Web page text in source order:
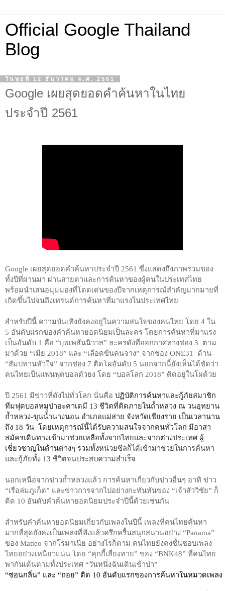
Official Google Thailand
Blog
วันพุธที่ 12 ธันวาคม พ.ศ. 2561
Google เผยสุดยอดคำค้นหาในไทย
ประจำปี 2561
Google เผยสุดยอดคำค้นหาประจำปี 2561 ซึ่งแสดงถึงภาพรวมของ
ทั้งปีที่ผ่านมา ผ่านสายตาและการค้นหาของผู้คนในประเทศไทย
พร้อมนำเสนอมุมมองที่โดดเด่นของปีจากเหตุการณ์สำคัญมากมายที่
เกิดขึ้นไปจนถึงเทรนด์การค้นหาที่มาแรงในประเทศไทย
สำหรับปีนี้ ความบันเทิงยังคงอยู่ในความสนใจของคนไทย โดย 4 ใน
5 อันดับแรกของคำค้นหายอดนิยมเป็นละคร โดยการค้นหาที่มาแรง
เป็นอันดับ 1 คือ “บุพเพสันนิวาส” ละครดังที่ออกกาศทางช่อง 3  ตาม
มาด้วย “เมีย 2018” และ “เลือดข้นคนจาง” จากช่อง ONE31  ด้าน
“สัมปทานหัวใจ” จากช่อง 7 ติดโผอันดับ 5 นอกจากนี้ยังเห็นได้ชัดว่า
คนไทยเป็นแฟนฟุตบอลตัวยง โดย “บอลโลก 2018” ติดอยู่ในโผด้วย
ปี 2561 มีข่าวที่ดังไปทั่วโลก นั่นคือ ปฏิบัติการค้นหาและกู้ภัยสมาชิก
ทีมฟุตบอลหมูป่าอะคาเดมี 13 ชีวิตที่ติดภายในถ้ำหลวง ณ วนอุทยาน
ถ้ำหลวง-ขุนน้ำนางนอน อำเภอแม่สาย จังหวัดเชียงราย เป็นเวลานาน
ถึง 18 วัน  โดยเหตุการณ์นี้ได้รับความสนใจจากคนทั่วโลก มีอาสา
สมัครเดินทางเข้ามาช่วยเหลือทั้งจากไทยและจากต่างประเทศ ผู้
เชี่ยวชาญในด้านต่างๆ รวมทั้งหน่วยซีลก็ได้เข้ามาช่วยในการค้นหา
และกู้ภัยทั้ง 13 ชีวิตจนประสบความสำเร็จ
นอกเหนือจากข่าวถ้ำหลวงแล้ว การค้นหาเกี่ยวกับข่าวอื่นๆ อาทิ ข่าว
“เรือล่มภูเก็ต” และข่าวการจากไปอย่างกะทันหันของ “เจ้าสัววิชัย” ก็
ติด 10 อันดับคำค้นหายอดนิยมประจำปีนี้ด้วยเช่นกัน
สำหรับคำค้นหายอดนิยมเกี่ยวกับเพลงในปีนี้ เพลงที่คนไทยค้นหา
มากที่สุดยังคงเป็นเพลงที่ฟังแล้วครึกครื้นสนุกสนานอย่าง “Panama”
ของ Matteo จากโรมาเนีย อย่างไรก็ตาม คนไทยยังคงชื่นชอบเพลง
ไทยอย่างเหนียวแน่น โดย “คุกกี้เสี่ยงทาย” ของ “BNK48” ที่คนไทย
พากันเต้นตามทั้งประเทศ “วันหนึ่งฉันเดินเข้าป่า”
“ซ่อนกลิ่น” และ “ถอย” ติด 10 อันดับแรกของการค้นหาในหมวดเพลง